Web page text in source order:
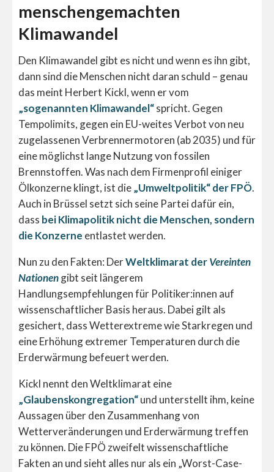
menschengemachten
Klimawandel
Den Klimawandel gibt es nicht und wenn es ihn gibt,
dann sind die Menschen nicht daran schuld – genau
das meint Herbert Kickl, wenn er vom
„sogenannten Klimawandel“spricht. Gegen
Tempolimits, gegen ein EU-weites Verbot von neu
zugelassenen Verbrennermotoren (ab 2035) und für
eine möglichst lange Nutzung von fossilen
Brennstoffen. Was nach dem Firmenprofil einiger
Ölkonzerne klingt, ist die„Umweltpolitik“ der FPÖ.
Auch in Brüssel setzt sich seine Partei dafür ein,
dass bei Klimapolitik nicht die Menschen, sondern
die Konzerne entlastet werden.
Nun zu den Fakten: DerWeltklimarat derVereinten
Nationengibt seit längerem
Handlungsempfehlungen für Politiker:innen auf
wissenschaftlicher Basis heraus. Dabei gilt als
gesichert, dass Wetterextreme wie Starkregen und
eine Erhöhung extremer Temperaturen durch die
Erderwärmung befeuert werden.
Kickl nennt den Weltklimarat eine
„Glaubenskongregation“und unterstellt ihm, keine
Aussagen über den Zusammenhang von
Wetterveränderungen und Erderwärmung treffen
zu können. Die FPÖ zweifelt wissenschaftliche
Fakten an und sieht alles nur als ein „Worst-Case-